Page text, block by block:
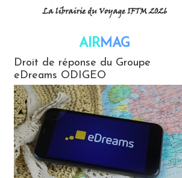
AIRMAG
Droit de réponse du Groupe
eDreams ODIGEO